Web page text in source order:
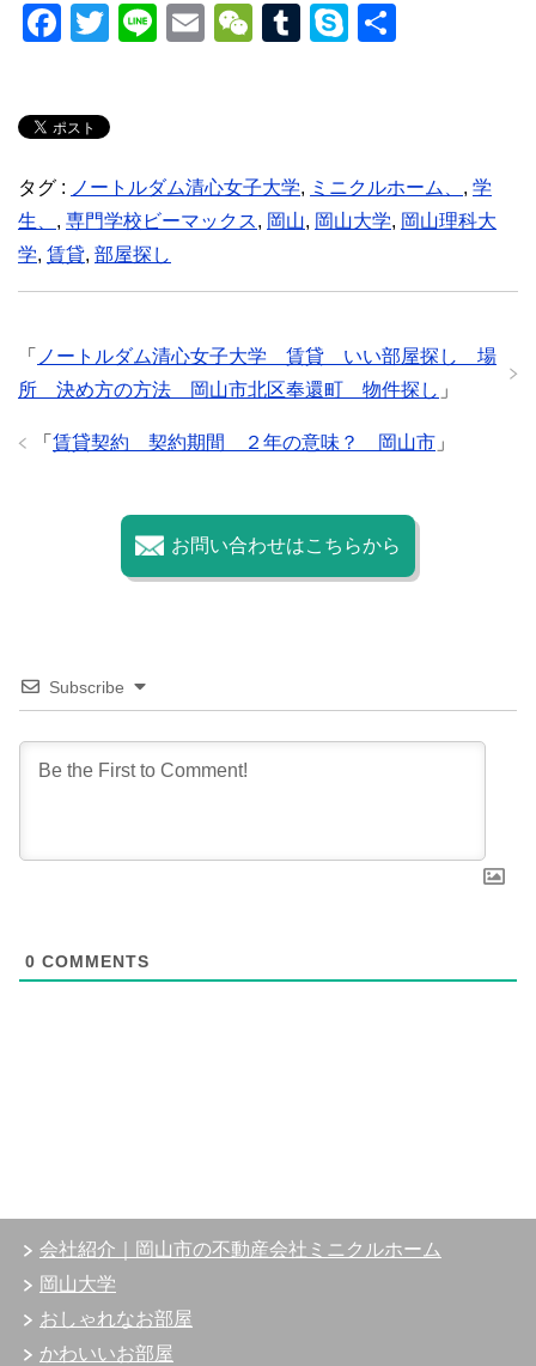
F
e
b
o
o
k
T
er
Li
E
W
at
T
S
タグ : ノートルダム清心女子大学, ミニクルホーム、 , 学
生、 , 専門学校ビーマックス, 岡山, 岡山大学, 岡山理科大
学, 賃貸, 部屋探し
「 ノートルダム清心女子大学 賃貸 いい部屋探し 場
所 決め方の方法 岡山市北区奉還町 物件探し 」
「 賃貸契約 契約期間 ２年の意味？ 岡山市 」
お問い合わせはこちらから
Subscribe
0 COMMENTS
会社紹介｜岡山市の不動産会社ミニクルホーム
岡山大学
おしゃれなお部屋
かわいいお部屋